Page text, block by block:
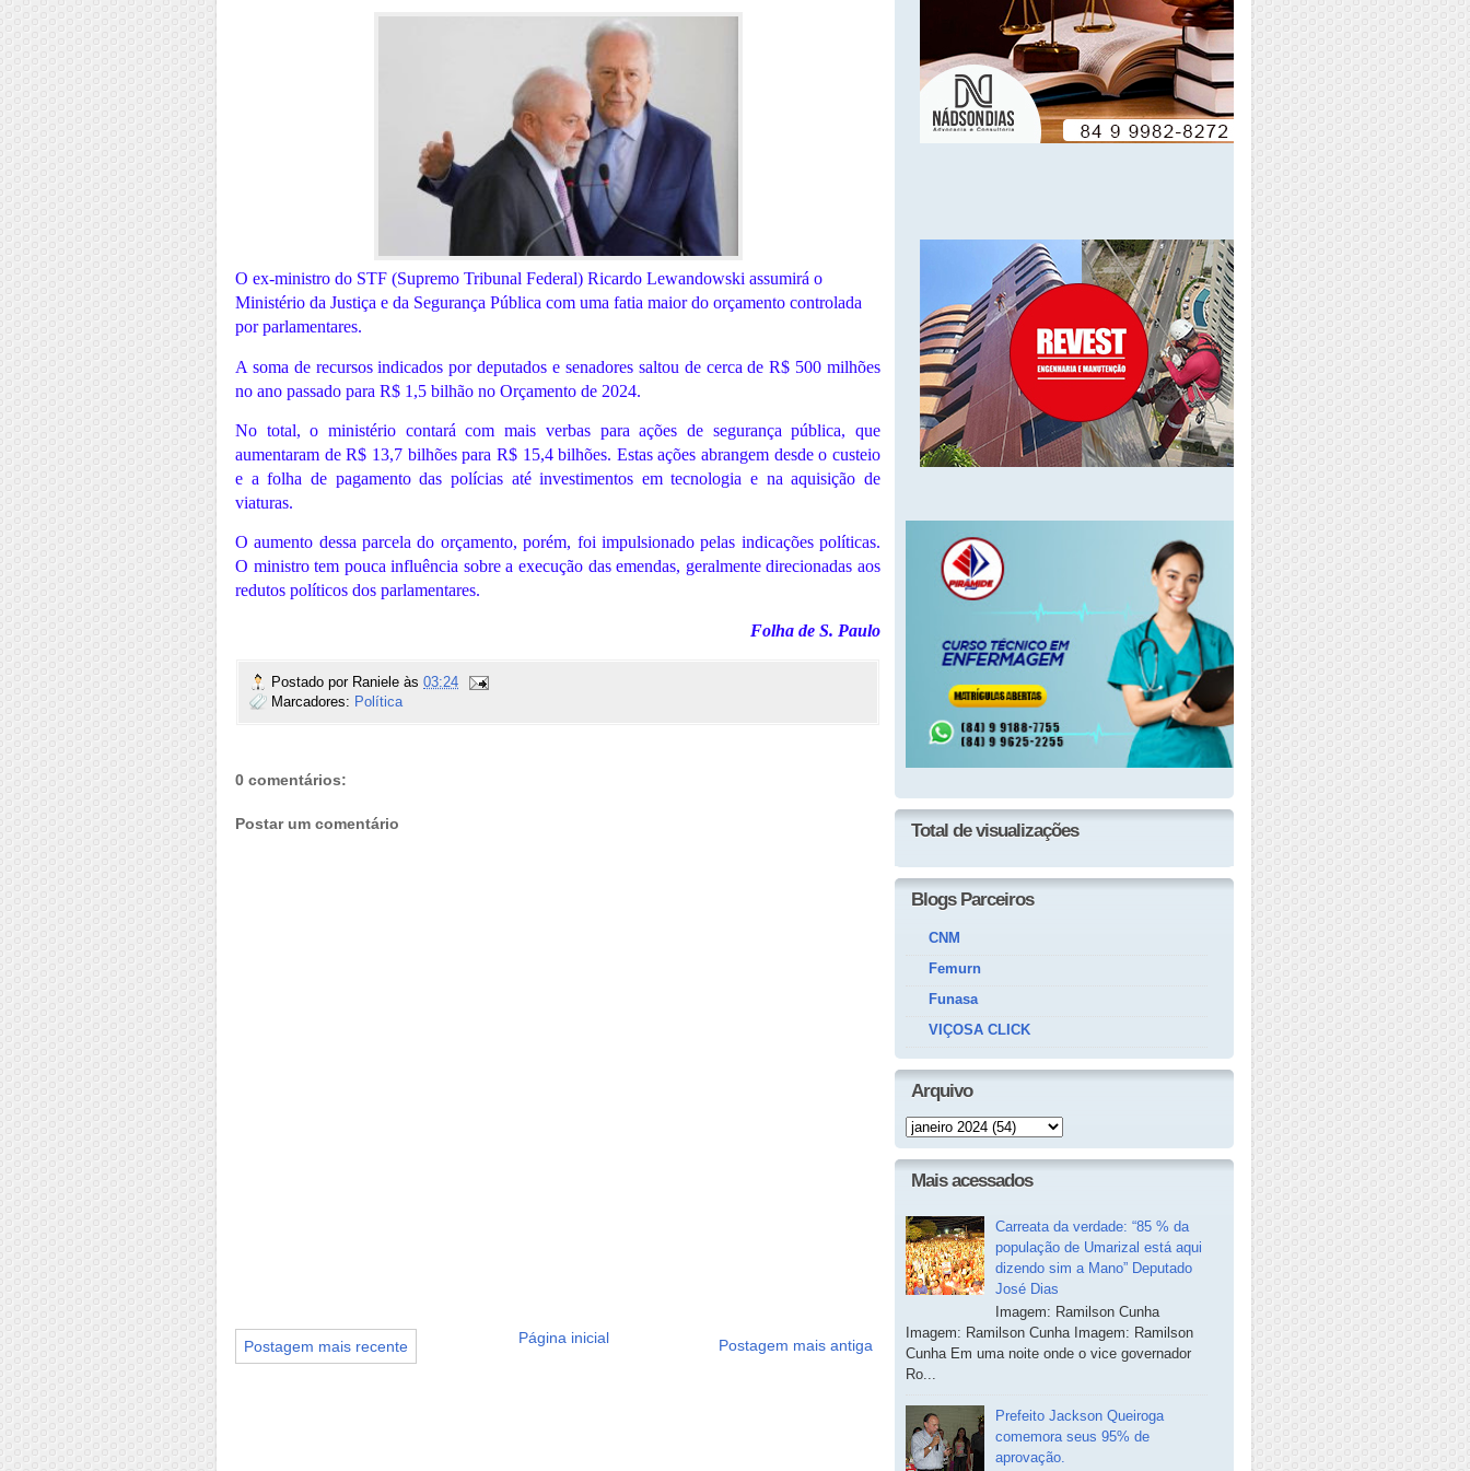
O ex-ministro do STF (Supremo Tribunal Federal) Ricardo Lewandowski assumirá o
Ministério da Justiça e da Segurança Pública com uma fatia maior do orçamento controlada
por parlamentares.
A soma de recursos indicados por deputados e senadores saltou de cerca de R$ 500 milhões
no ano passado para R$ 1,5 bilhão no Orçamento de 2024.
No total, o ministério contará com mais verbas para ações de segurança pública, que
aumentaram de R$ 13,7 bilhões para R$ 15,4 bilhões. Estas ações abrangem desde o custeio
e a folha de pagamento das polícias até investimentos em tecnologia e na aquisição de
viaturas.
O aumento dessa parcela do orçamento, porém, foi impulsionado pelas indicações políticas.
O ministro tem pouca influência sobre a execução das emendas, geralmente direcionadas aos
redutos políticos dos parlamentares.
Folha de S. Paulo
Postado por Raniele às 03:24
Marcadores: Política
0 comentários:
Postar um comentário
Postagem mais recente Postagem mais antiga
Página inicial
Total de visualizações
Blogs Parceiros
CNM
Femurn
Funasa
VIÇOSA CLICK
Arquivo
Mais acessados
Carreata da verdade: “85 % da
população de Umarizal está aqui
dizendo sim a Mano” Deputado
José Dias
Imagem: Ramilson Cunha
Imagem: Ramilson Cunha Imagem: Ramilson
Cunha Em uma noite onde o vice governador
Ro...
Prefeito Jackson Queiroga
comemora seus 95% de
aprovação.